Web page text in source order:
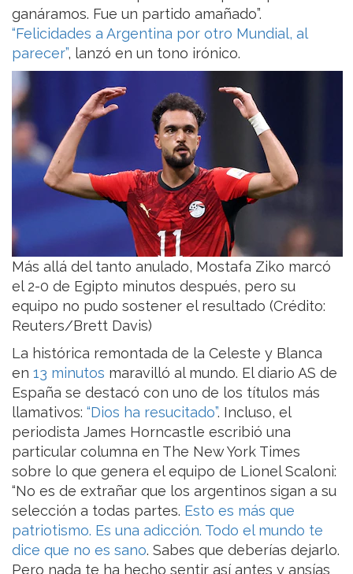
ganáramos. Fue un partido amañado”.
“Felicidades a Argentina por otro Mundial, al
parecer”, lanzó en un tono irónico.
Más allá del tanto anulado, Mostafa Ziko marcó
el 2-0 de Egipto minutos después, pero su
equipo no pudo sostener el resultado (Crédito:
Reuters/Brett Davis)
La histórica remontada de la Celeste y Blanca
en 13 minutos maravilló al mundo. El diario AS de
España se destacó con uno de los títulos más
llamativos: “Dios ha resucitado”. Incluso, el
periodista James Horncastle escribió una
particular columna en The New York Times
sobre lo que genera el equipo de Lionel Scaloni:
“No es de extrañar que los argentinos sigan a su
selección a todas partes. Esto es más que
patriotismo. Es una adicción. Todo el mundo te
dice que no es sano. Sabes que deberías dejarlo.
Pero nada te ha hecho sentir así antes y ansías